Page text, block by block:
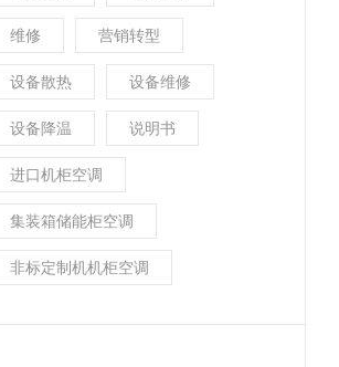
维修 营销转型
设备散热 设备维修
设备降温 说明书
进口机柜空调
集装箱储能柜空调
非标定制机机柜空调